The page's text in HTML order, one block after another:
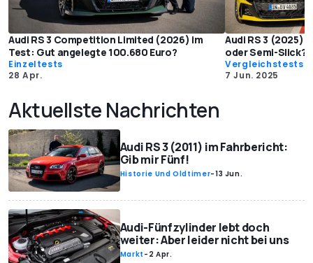
Audi RS 3 Competition Limited (2026) im
Test: Gut angelegte 100.680 Euro?
Einzeltests
28 Apr.
Audi RS 3 (2025)
oder Semi-Slick?
Vergleichstests
7 Jun. 2025
Aktuellste Nachrichten
Audi RS 3 (2011) im Fahrbericht:
Gib mir Fünf!
Historie Und Oldtimer-13 Jun.
Audi-Fünfzylinder lebt doch
weiter: Aber leider nicht bei uns
Markt - 2 Apr.